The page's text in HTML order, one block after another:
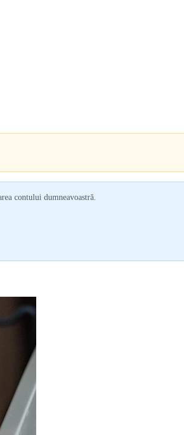
contului dumneavoastră.